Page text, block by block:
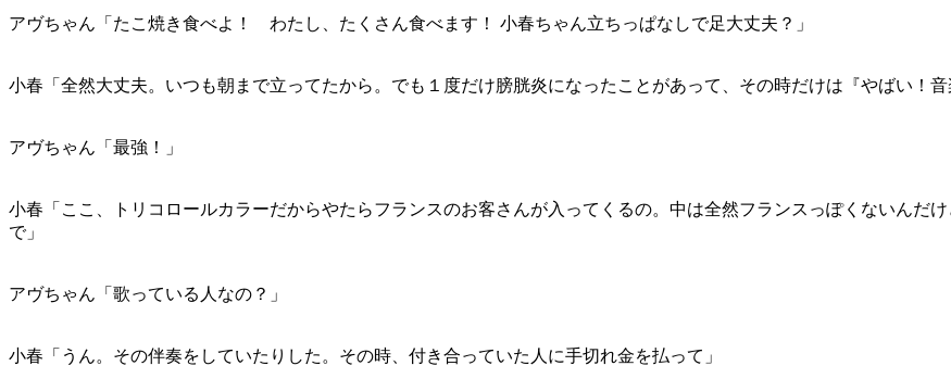
アヴちゃん「たこ焼き食べよ！ わたし、たくさん食べます！ 小春ちゃん立ちっぱなしで足大丈夫？」
小春「全然大丈夫。いつも朝まで立ってたから。でも１度だけ膀胱炎になったことがあって、その時だけは『やばい！
アヴちゃん「最強！」
小春「ここ、トリコロールカラーだからやたらフランスのお客さんが入ってくるの。中は全然フランスっぽくないんだ
で」
アヴちゃん「歌っている人なの？」
小春「うん。その伴奏をしていたりした。その時、付き合っていた人に手切れ金を払って」